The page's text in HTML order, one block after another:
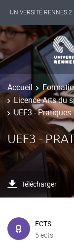
UNIVERSITÉ RENNES 2
INTERNATIONAL
LES NOUVELLES DE
Accueil
Licence Arts du
UEF3 - Pratiques
UEF3 -
Télécharger
ECTS
5 ects